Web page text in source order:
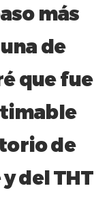
más
de
que fue
de
del THT